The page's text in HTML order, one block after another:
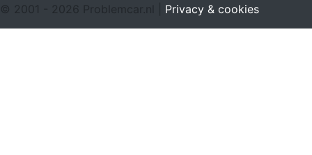
© 2001 - 2026 Problemcar.nl | Privacy & cookies